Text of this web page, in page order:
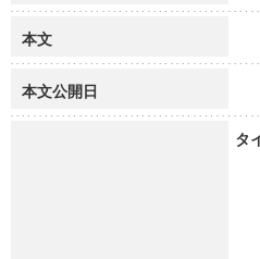
本文
本文公開日
タ